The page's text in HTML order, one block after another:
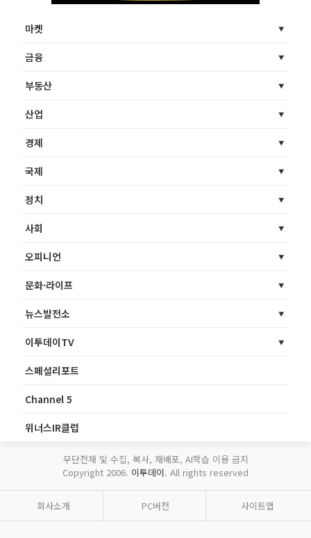
마켓
금융
부동산
산업
경제
국제
정치
사회
오피니언
문화·라이프
뉴스발전소
이투데이TV
스페셜리포트
Channel 5
위너스IR클럽
무단전재 및 수집, 복사, 재배포, AI학습 이용 금지
Copyright 2006. 이투데이. All rights reserved
회사소개 PC버전 사이트맵